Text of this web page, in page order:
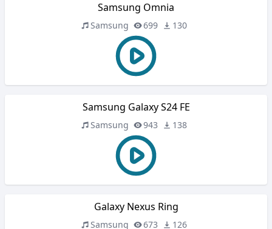
Samsung Omnia
Samsung 699 130
Samsung Galaxy S24 FE
Samsung 943 138
Galaxy Nexus Ring
Samsung 673 126